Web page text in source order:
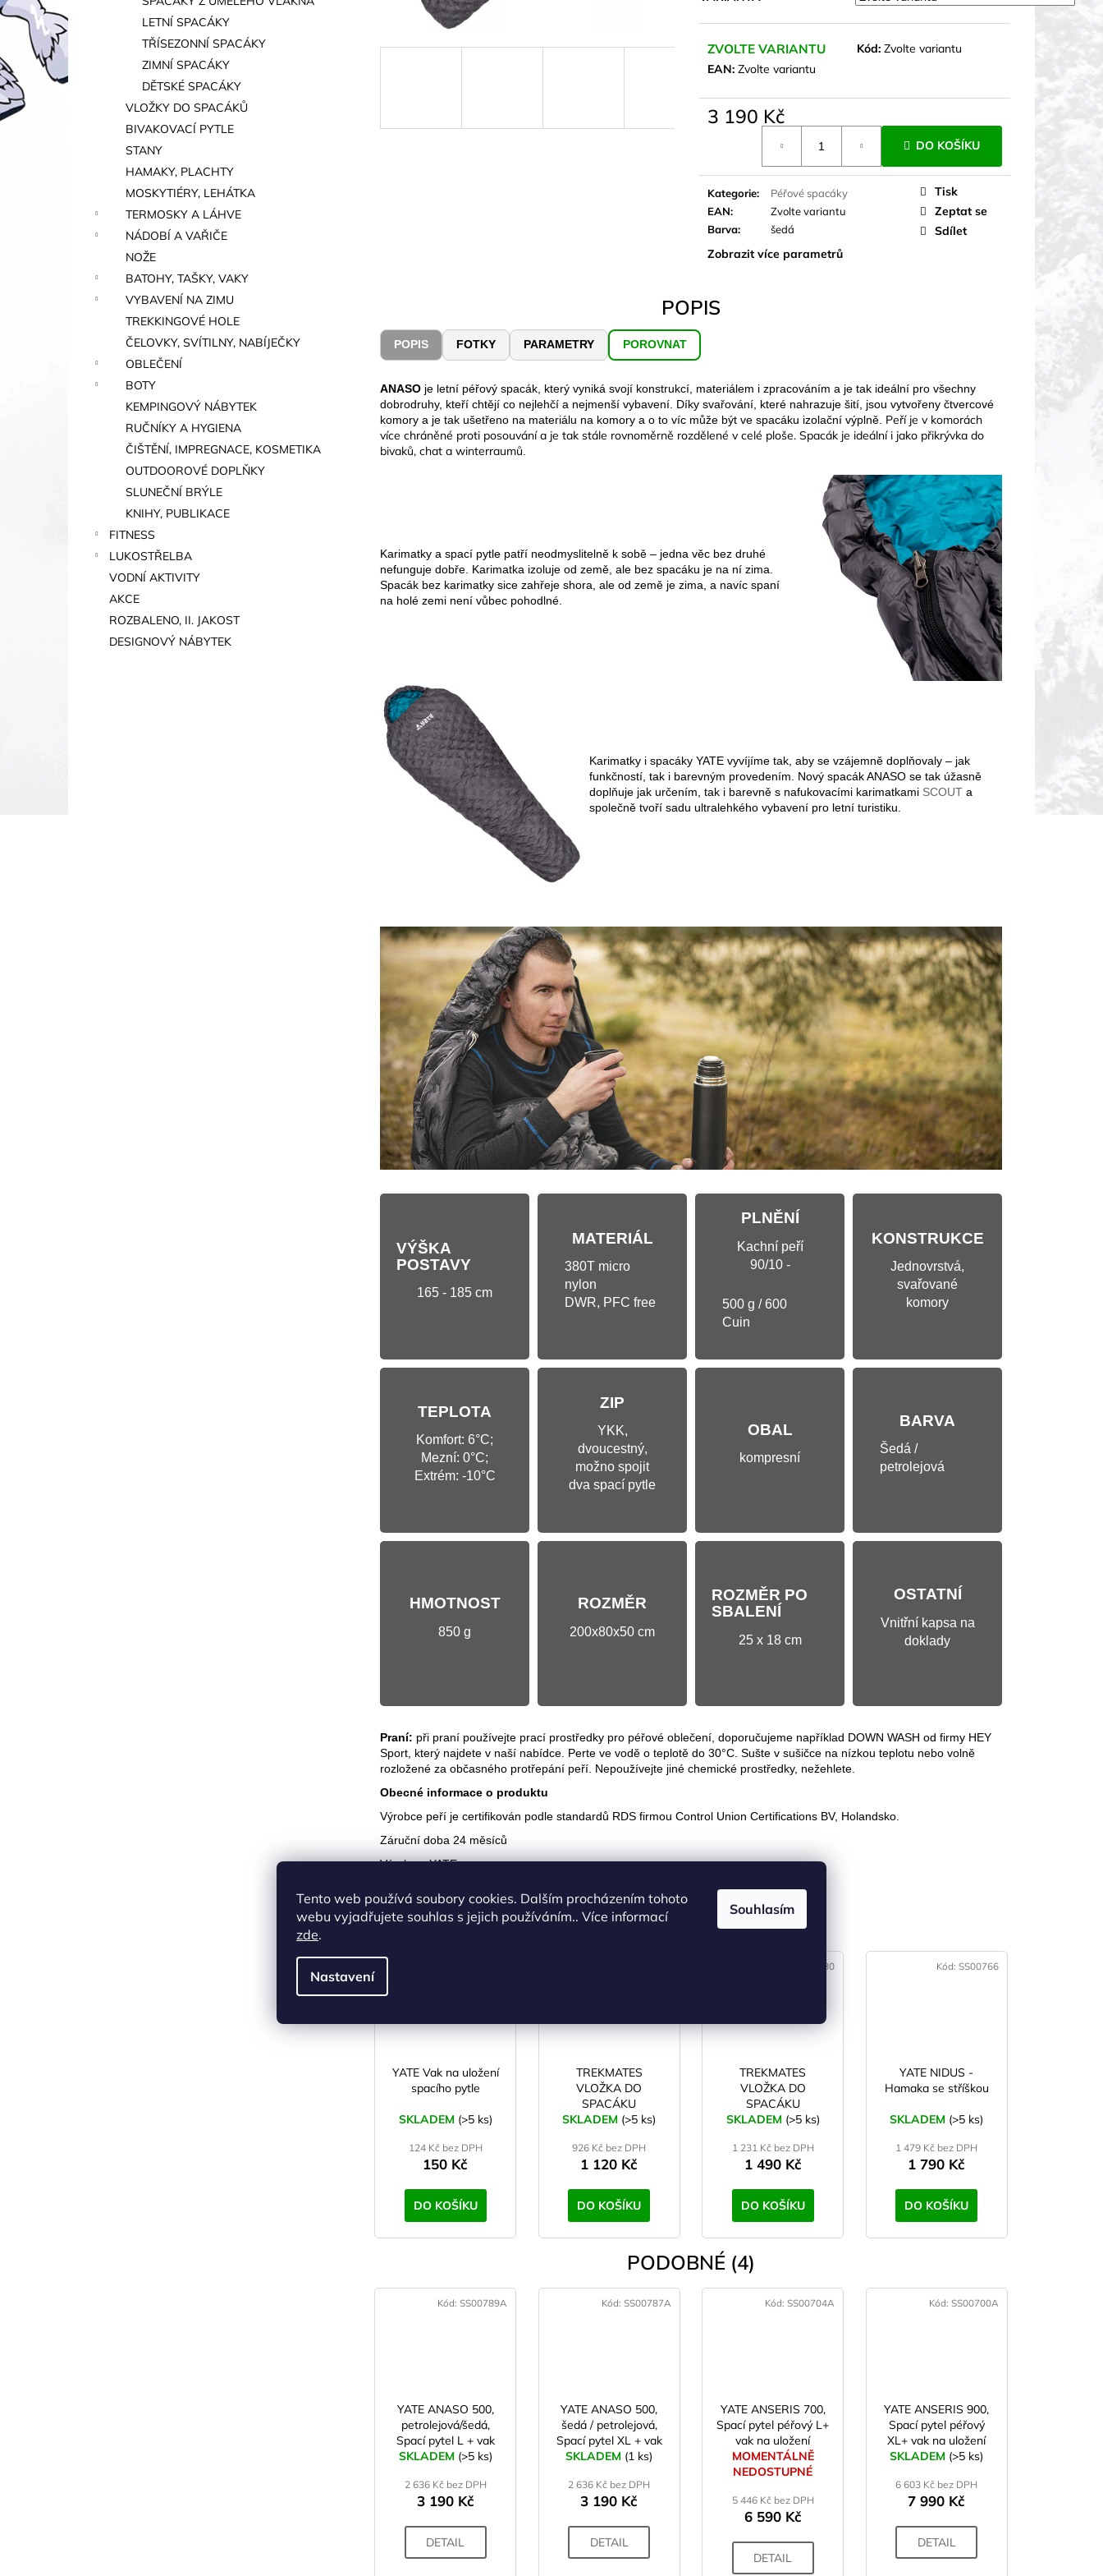
Tento web používá soubory cookies. Dalším procházením tohoto
webu vyjadřujete souhlas s jejich používáním.. Více informací
zde.
Nastavení
Souhlasím
a
n
e
l
LETNÍ SPACÁKY
TŘÍSEZONNÍ SPACÁKY
ZIMNÍ SPACÁKY
DĚTSKÉ SPACÁKY
VLOŽKY DO SPACÁKŮ
BIVAKOVACÍ PYTLE
STANY
HAMAKY, PLACHTY
MOSKYTIÉRY, LEHÁTKA
TERMOSKY A LÁHVE
NÁDOBÍ A VAŘIČE
NOŽE
BATOHY, TAŠKY, VAKY
VYBAVENÍ NA ZIMU
TREKKINGOVÉ HOLE
ČELOVKY, SVÍTILNY, NABÍJEČKY
OBLEČENÍ
BOTY
KEMPINGOVÝ NÁBYTEK
RUČNÍKY A HYGIENA
ČIŠTĚNÍ, IMPREGNACE, KOSMETIKA
OUTDOOROVÉ DOPLŇKY
SLUNEČNÍ BRÝLE
KNIHY, PUBLIKACE
FITNESS
LUKOSTŘELBA
VODNÍ AKTIVITY
AKCE
ROZBALENO, II. JAKOST
DESIGNOVÝ NÁBYTEK
ZVOLTE VARIANTU Kód: Zvolte variantu
EAN: Zvolte variantu
3 190 Kč
DO KOŠÍKU
Kategorie:
Péřové spacáky
EAN:
Zvolte variantu
Barva: šedá
Zobrazit více parametrů
Tisk
Zeptat se
Sdílet
POPIS
POPIS FOTKY PARAMETRY POROVNAT
ANASO je letní péřový spacák, který vyniká svojí konstrukcí, materiálem i zpracováním a je tak ideální pro všechny
dobrodruhy, kteří chtějí co nejlehčí a nejmenší vybavení. Díky svařování, které nahrazuje šití, jsou vytvořeny čtvercové
komory a je tak ušetřeno na materiálu na komory a o to víc může být ve spacáku izolační výplně. Peří je v komorách
více chráněné proti posouvání a je tak stále rovnoměrně rozdělené v celé ploše. Spacák je ideální i jako přikrývka do
bivaků, chat a winterraumů
Karimatky a spací pytle patří neodmyslitelně k sobě – jedna věc bez druhé
nefunguje dobře. Karimatka izoluje od země, ale bez spacáku je na ní zima.
Spacák bez karimatky sice zahřeje shora, ale od země je zima, a navíc spaní
na holé zemi není vůbec pohodlné.
Karimatky i spacáky YATE vyvíjíme tak, aby se vzájemně doplňovaly – jak
funkčností, tak i barevným provedením. Nový spacák ANASO se tak úžasně
doplňuje jak určením, tak i barevně s nafukovacími karimatkami SCOUTa
společně tvoří sadu ultralehkého vybavení pro letní turistiku.
VÝŠKA
POSTAVY
165 - 185 cm
MATERIÁL
380T micro
nylon
DWR, PFC free
PLNĚNÍ
Kachní peří
90/10 -
500 g / 600
Cuin
KONSTRUKCE
Jednovrstvá,
svařované
komory
TEPLOTA
Komfort: 6°C;
Mezní: 0°C;
Extrém: -10°C
ZIP
YKK,
dvoucestný,
možno spojit
dva spací pytle
OBAL
kompresní
BARVA
Šedá /
petrolejová
HMOTNOST
850 g
ROZMĚR
200x80x50 cm
ROZMĚR PO
SBALENÍ
25 x 18 cm
OSTATNÍ
Vnitřní kapsa na
doklady
Praní: při praní používejte prací prostředky pro péřové oblečení, doporučujeme například DOWN WASH od firmy HEY
Sport, který najdete v naší nabídce. Perte ve vodě o teplotě do 30°C. Sušte v sušičce na nízkou teplotu nebo volně
rozložené za občasného protřepání peří. Nepoužívejte jiné chemické prostředky, nežehlete.
Obecné informace o produktu
Výrobce peří je certifikován podle standardů RDS firmou Control Union Certifications BV, Holandsko.
Záruční doba 24 měsíců
Výrobce: YATE
SOUVISEJÍCÍ (4)
YATE Vak na uložení
spacího pytle
SKLADEM (>5 ks)
124 Kč bez DPH
150 Kč
DO KOŠÍKU
TREKMATES
VLOŽKA DO
SPACÁKU
BAVLNĚNÁ
SKLADEM (>5 ks)
926 Kč bez DPH
1 120 Kč
DO KOŠÍKU
TREKMATES
VLOŽKA DO
SPACÁKU
THERMOLITE
SKLADEM (>5 ks)
1 231 Kč bez DPH
1 490 Kč
DO KOŠÍKU
ST00780
YATE NIDUS -
Hamaka se stříškou
SKLADEM (>5 ks)
1 479 Kč bez DPH
1 790 Kč
DO KOŠÍKU
Kód: SS00766
PODOBNÉ (4)
YATE ANASO 500,
petrolejová/šedá,
Spací pytel L + vak
na uložení
SKLADEM (>5 ks)
2 636 Kč bez DPH
3 190 Kč
DETAIL
Kód:SS00789A
YATE ANASO 500,
šedá / petrolejová,
Spací pytel XL + vak
na uložení
SKLADEM (1 ks)
2 636 Kč bez DPH
3 190 Kč
DETAIL
Kód: SS00787A
YATE ANSERIS 700,
Spací pytel péřový L+
vak na uložení
MOMENTÁLNĚ
NEDOSTUPNÉ
5 446 Kč bez DPH
6 590 Kč
DETAIL
Kód:SS00704A
YATE ANSERIS 900,
Spací pytel péřový
XL+ vak na uložení
SKLADEM (>5 ks)
6 603 Kč bez DPH
7 990 Kč
DETAIL
Kód: SS00700A